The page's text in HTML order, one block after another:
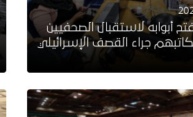
أبوابه لاستقبال الصحفيين
جراء القصف الإسرائيلي